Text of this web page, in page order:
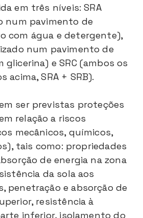
em três níveis: SRA
num pavimento de
com água e detergente),
num pavimento de
glicerina) e SRC (ambos os
acima, SRA + SRB).
ser previstas proteções
relação a riscos
mecânicos, químicos,
tais como: propriedades
de energia na zona
da sola aos
penetração e absorção de
resistência à
inferior, isolamento do